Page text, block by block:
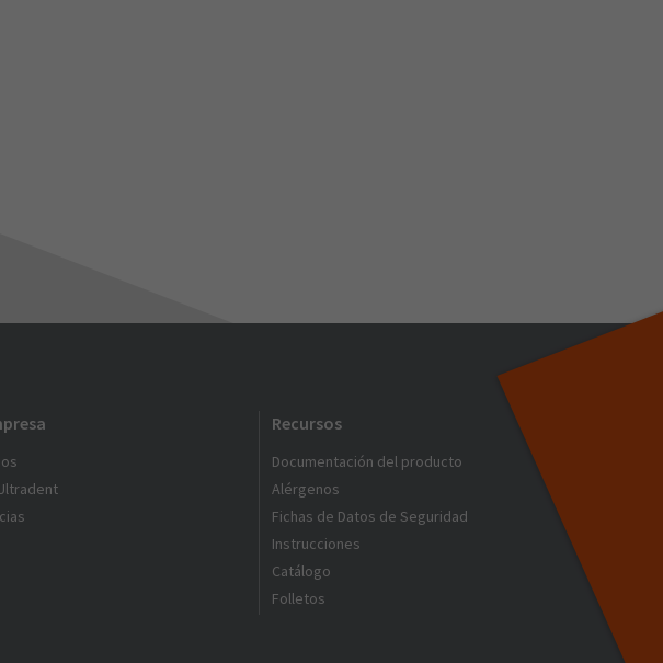
Recursos
Documentación del producto
Alérgenos
Fichas de Datos de Seguridad
Instrucciones
Catálogo
Folletos